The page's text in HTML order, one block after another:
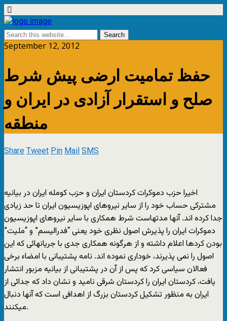
September 12, 2012
حفظ تمامیت ارضی پیش شرط
صلح و استقرار آزادی در ایران و
منطقه
ShareTweetPinMailSMS
اخیرا حزب دموکرات کردستان ایران و حزب کومله ایران در بیانیه
مشترکی حساب خود را از سایر نیروهای اپوزیسیون ایران تا حد زیادی
جدا کرده اند. آنها مدتهاست شرط همکاری با سایر نیروهای اپوزیسیون
دموکرات ایران را پذیرش اصول نظری خود یعنی “فدرالیسم” و “ملیت”
بودن کردها اعلام داشته و از هرگونه همکاری جدی با جریانهائی که این
اصول را نمی پذیرند، خوداری نموده اند. نامه پشتیبانی با امضاء برخی
فعالان سیاسی کرد که پس از آن در پشتیبانی از بیانیه مزبور انتشار
یافت، کردستان ایران را کردستان شرقی نامید و نشان داد که جدائی از
ایران به منظور تشکیل کردستان بزرگ از اهدافی است که آنها دنبال
میکنند.